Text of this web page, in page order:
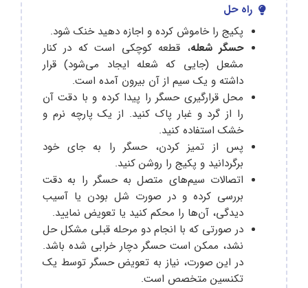
راه حل
پکیج را خاموش کرده و اجازه دهید خنک شود.
حسگر شعله، قطعه کوچکی است که در کنار
مشعل (جایی که شعله ایجاد می‌شود) قرار
داشته و یک سیم از آن بیرون آمده است.
محل قرارگیری حسگر را پیدا کرده و با دقت آن
را از گرد و غبار پاک کنید. از یک پارچه نرم و
خشک استفاده کنید.
پس از تمیز کردن، حسگر را به جای خود
برگردانید و پکیج را روشن کنید.
اتصالات سیم‌های متصل به حسگر را به دقت
بررسی کرده و در صورت شل بودن یا آسیب
دیدگی، آن‌ها را محکم کنید یا تعویض نمایید.
در صورتی که با انجام دو مرحله قبلی مشکل حل
نشد، ممکن است حسگر دچار خرابی شده باشد.
در این صورت، نیاز به تعویض حسگر توسط یک
تکنسین متخصص است.